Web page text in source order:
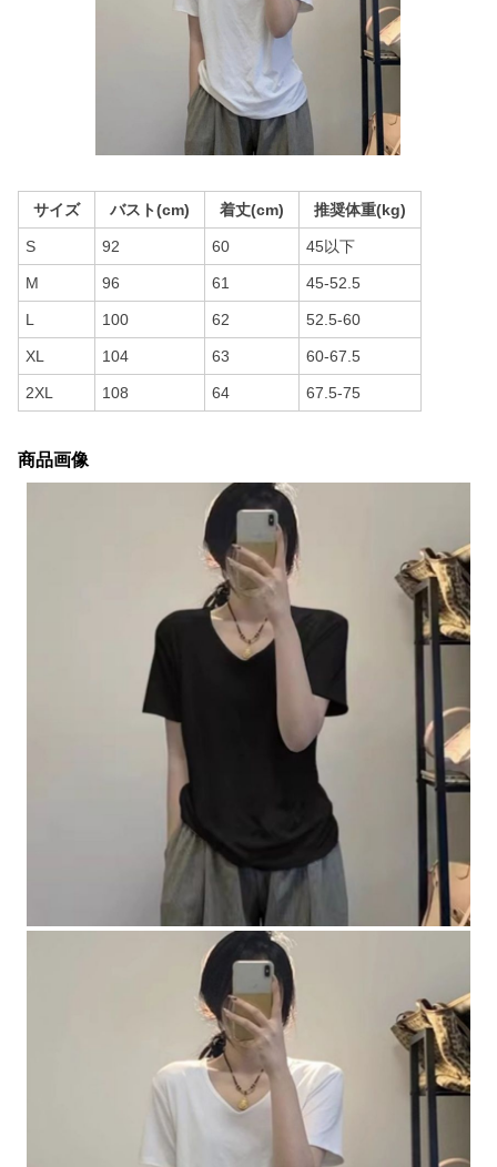
サイズ バスト(cm) 着丈(cm) 推奨体重(kg)
S 92 60 45以下
M 96 61 45-52.5
L 100 62 52.5-60
XL 104 63 60-67.5
2XL 108 64 67.5-75
商品画像